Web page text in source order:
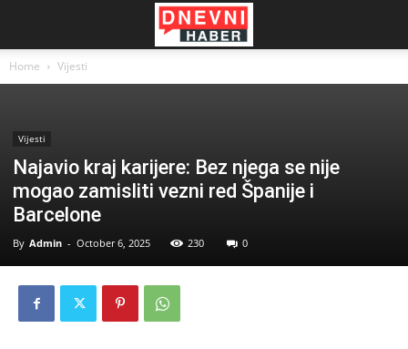
Home Vijesti
Vijesti
Najavio kraj karijere: Bez njega se nije
mogao zamisliti vezni red Španije i
Barcelone
By Admin - October 6, 2025 230 0